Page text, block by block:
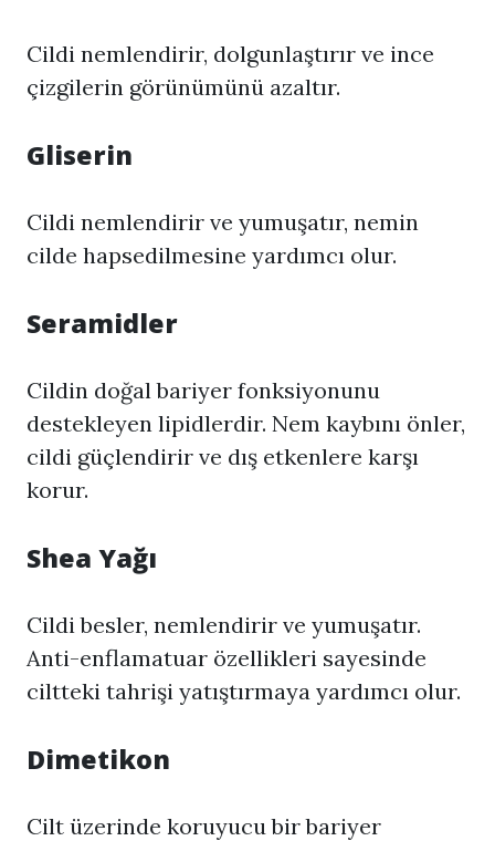
Cildi nemlendirir, dolgunlaştırır ve ince
çizgilerin görünümünü azaltır.
Gliserin
Cildi nemlendirir ve yumuşatır, nemin
cilde hapsedilmesine yardımcı olur.
Seramidler
Cildin doğal bariyer fonksiyonunu
destekleyen lipidlerdir. Nem kaybını önler,
cildi güçlendirir ve dış etkenlere karşı
korur.
Shea Yağı
Cildi besler, nemlendirir ve yumuşatır.
Anti-enflamatuar özellikleri sayesinde
ciltteki tahrişi yatıştırmaya yardımcı olur.
Dimetikon
Cilt üzerinde koruyucu bir bariyer